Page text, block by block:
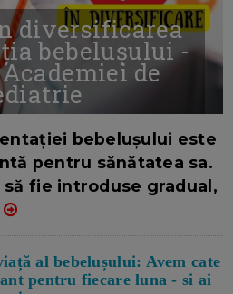
diversificarea
bebelușului -
de
bebelușului este
pentru sănătatea sa.
fie introduse gradual,
al bebelușului: Avem cate
pentru fiecare luna - si ai